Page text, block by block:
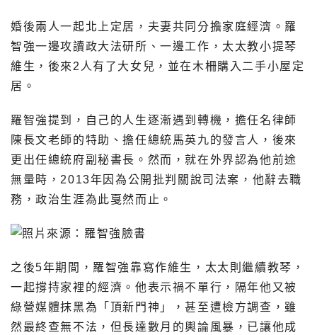
婚後兩人一起北上定居，夫妻共同分擔家庭經濟。羅
智強一邊攻讀政大法研所、一邊工作，太太教小提琴
維生，後來2人有了大女兒，並在木柵購入二手小屋定
居。
羅智強提到，自己的人生逐漸遇到轉機，擔任名律師
陳長文老師的特助、擔任總統馬英九的發言人，後來
更出任總統府副秘書長。然而，就在外界認為他前途
無量時，2013年因為公開批判關說司法案，他辭去職
務，政治生涯為此戛然而止。
之後5年期間，羅智強靠寫作維生，太太則繼續教琴，
一起撐持家裡的經濟。他表示禍不單行，隔年他又被
綠營媒體抹黑為「頂新門神」，甚至遭檢方調查，雖
然最終查無不法，但長達數月的輿論風暴，已讓他成